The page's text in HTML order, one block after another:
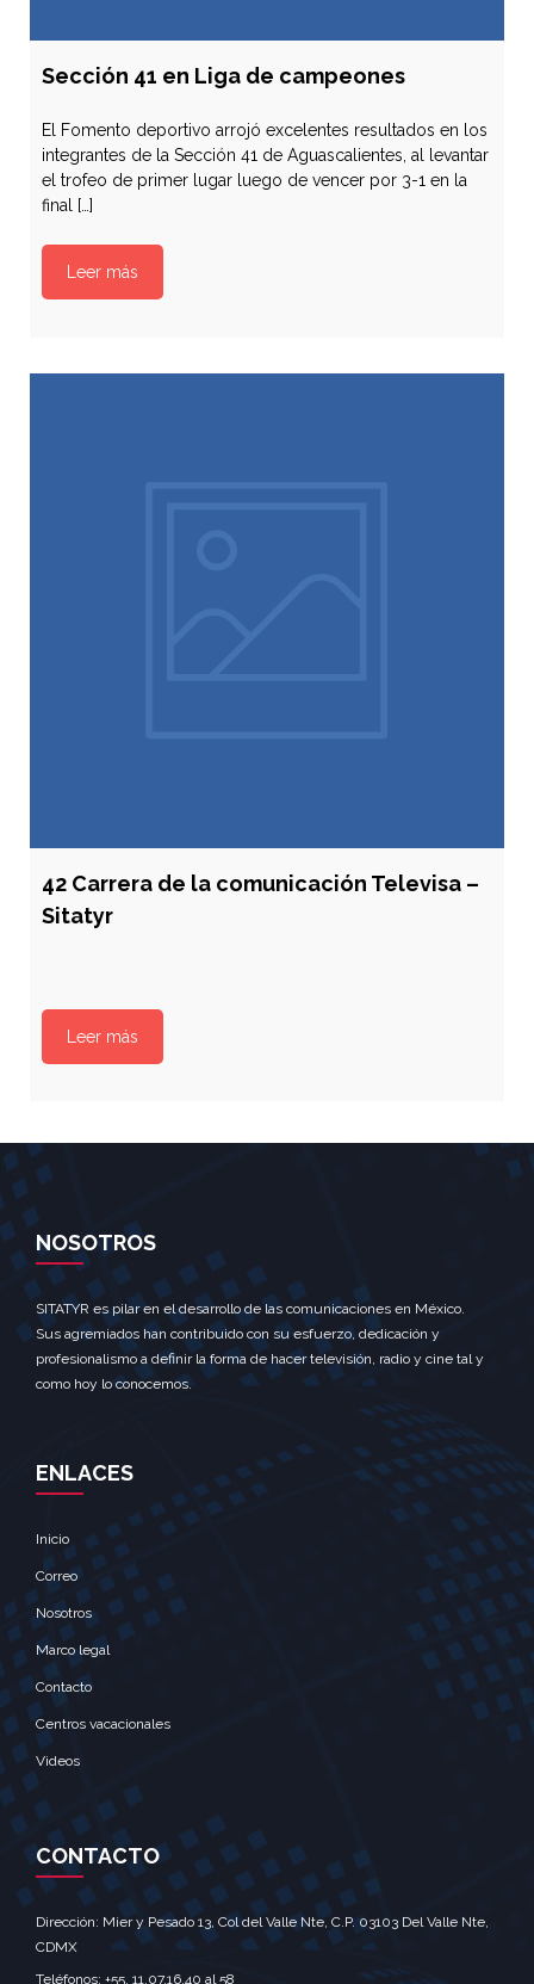
Sección 41 en Liga de campeones
El Fomento deportivo arrojó excelentes resultados en los
integrantes de la Sección 41 de Aguascalientes, al levantar
el trofeo de primer lugar luego de vencer por 3-1 en la
final […]
Leer más
42 Carrera de la comunicación Televisa –
Sitatyr
Leer más
NOSOTROS
SITATYR es pilar en el desarrollo de las comunicaciones en México.
Sus agremiados han contribuido con su esfuerzo, dedicación y
profesionalismo a definir la forma de hacer televisión, radio y cine tal y
como hoy lo conocemos.
ENLACES
Inicio
Correo
Nosotros
Marco legal
Contacto
Centros vacacionales
Videos
CONTACTO
Dirección: Mier y Pesado 13, Col del Valle Nte, C.P. 03103 Del Valle Nte,
CDMX‎
Teléfonos: +55. 11.07.16.40 al 58‎